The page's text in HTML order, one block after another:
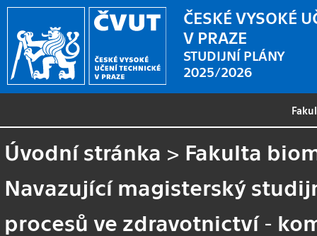
ČESKÉ VYSOKÉ
V PRAZE
STUDIJNÍ PLÁNY
2025/2026
Úvodní stránka > Fakulta
Navazující magisterský
procesů ve zdravotnictví -